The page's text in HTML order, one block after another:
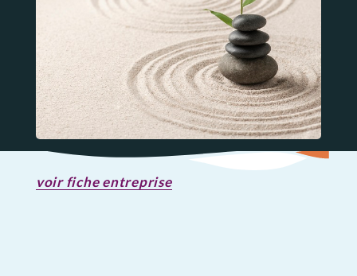
voir fiche entreprise